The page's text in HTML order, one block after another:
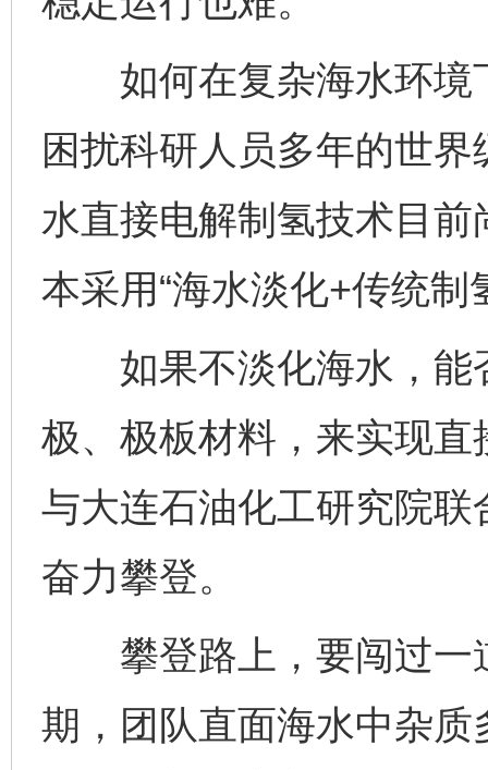
如何在复杂海水环境
困扰科研人员多年的世
水直接电解制氢技术目
本采用“海水淡化+传统制
如果不淡化海水，能
极、极板材料，来实现
与大连石油化工研究院
奋力攀登。
攀登路上，要闯过一
期，团队直面海水中杂